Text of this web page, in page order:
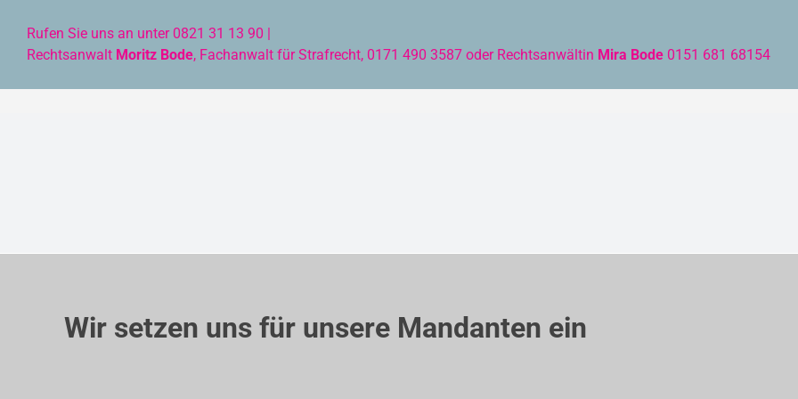
Inhalt
springen
Rufen Sie uns an unter 0821 31 13 90 |
Rechtsanwalt Moritz Bode, Fachanwalt für Strafrecht, 0171 490 3587 oder Rechtsanwältin Mira Bode0151 681 68154
Wir setzen uns für unsere Mandanten ein